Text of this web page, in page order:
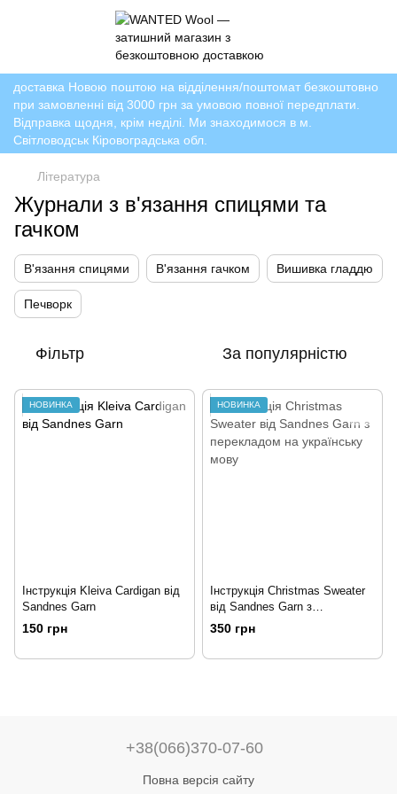
доставка Новою поштою на відділення/поштомат безкоштовно
при замовленні від 3000 грн за умовою повної передплати.
Відправка щодня, крім неділі. Ми знаходимося в м.
Світловодськ Кіровоградська обл.
Література
Журнали з в'язання спицями та
гачком
В'язання спицями В'язання гачком Вишивка гладдю
Печворк
Фільтр За популярністю
НОВИНКА
Інструкція Kleiva Cardigan від
Sandnes Garn
150 грн
НОВИНКА
Інструкція Christmas Sweater
від Sandnes Garn з
перекладом на українську
350 грн
+38(066)370-07-60
Повна версія сайту